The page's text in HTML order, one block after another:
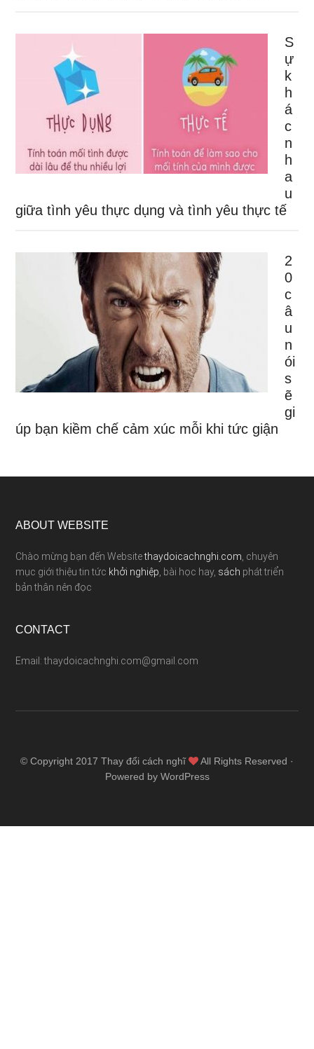
S
ự
k
h
á
c
n
h
a
u
giữa tình yêu thực dụng và tình yêu thực tế
2
0
c
â
u
n
ói
s
ẽ
gi
úp bạn kiềm chế cảm xúc mỗi khi tức giận
ABOUT WEBSITE
Chào mừng bạn đến Websitethaydoicachnghi.com , chuyên
mục giới thiệu tin tức khởi nghiệp , bài học hay, sách phát triển
bản thân nên đọc
CONTACT
Email: thaydoicachnghi.com@gmail.com
© Copyright 2017 Thay đổi cách nghĩ
All Rights Reserved ·
Powered by WordPress